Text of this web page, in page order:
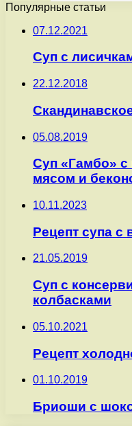
Популярные статьи
07.12.2021
Суп с
22.12.2018
05.08.2019
Суп «Гамбо»
мясом и
10.11.2023
Рецепт супа с
21.05.2019
Суп с
колбасками
05.10.2021
Рецепт
01.10.2019
Бриоши с